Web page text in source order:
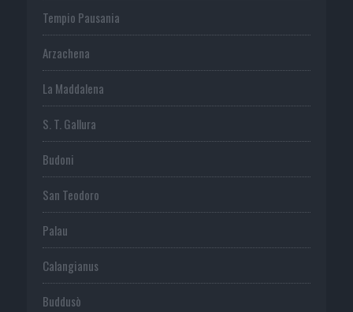
Tempio Pausania
Arzachena
La Maddalena
S. T. Gallura
Budoni
San Teodoro
Palau
Calangianus
Buddusò